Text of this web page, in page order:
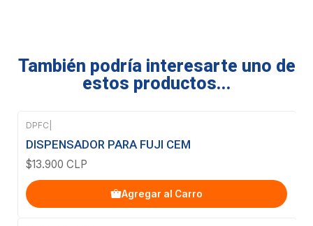
También podría interesarte uno de
estos productos...
DPFC
DISPENSADOR PARA FUJI CEM
$13.900 CLP
Agregar al Carro